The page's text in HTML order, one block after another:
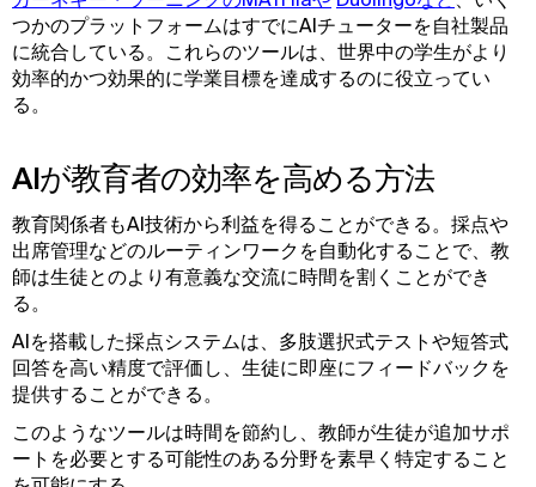
つかのプラットフォームはすでにAIチューターを自社製品
に統合している。これらのツールは、世界中の学生がより
効率的かつ効果的に学業目標を達成するのに役立ってい
る。
AIが教育者の効率を高める方法
教育関係者もAI技術から利益を得ることができる。採点や
出席管理などのルーティンワークを自動化することで、教
師は生徒とのより有意義な交流に時間を割くことができ
る。
AIを搭載した採点システムは、多肢選択式テストや短答式
回答を高い精度で評価し、生徒に即座にフィードバックを
提供することができる。
このようなツールは時間を節約し、教師が生徒が追加サポ
ートを必要とする可能性のある分野を素早く特定すること